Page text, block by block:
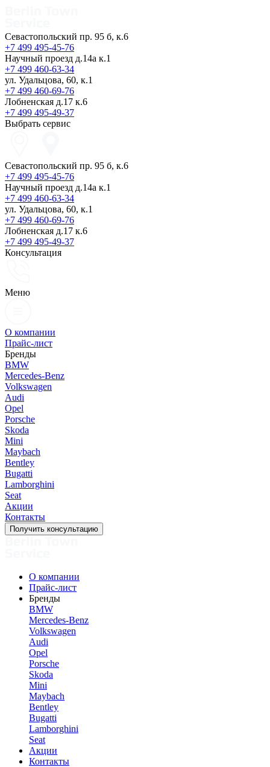
Севастопольский пр. 95 б, к.6
+7 499 495-45-76
Научный проезд д.14а к.1
+7 499 460-63-34
ул. Удальцова, 60, к.1
+7 499 460-69-76
Лобненская д.17 к.6
+7 499 495-49-37
Выбрать сервис
Севастопольский пр. 95 б, к.6
+7 499 495-45-76
Научный проезд д.14а к.1
+7 499 460-63-34
ул. Удальцова, 60, к.1
+7 499 460-69-76
Лобненская д.17 к.6
+7 499 495-49-37
Консультация
Меню
О компании
Прайс-лист
Бренды
BMW
Mercedes-Benz
Volkswagen
Audi
Opel
Porsche
Skoda
Mini
Maybach
Bentley
Bugatti
Lamborghini
Seat
Акции
Контакты
Получить консультацию
О компании
Прайс-лист
Бренды
BMW
Mercedes-Benz
Volkswagen
Audi
Opel
Porsche
Skoda
Mini
Maybach
Bentley
Bugatti
Lamborghini
Seat
Акции
Контакты